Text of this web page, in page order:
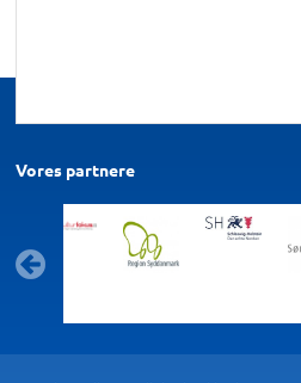
Vores partnere